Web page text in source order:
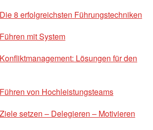
Die 8 erfolgreichsten Führungstechniken
Führen mit System
Konfliktmanagement: Lösungen für den
Führen von Hochleistungsteams
Ziele setzen – Delegieren – Motivieren